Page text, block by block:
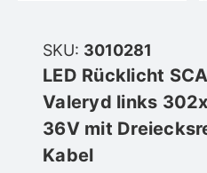
SKU: 3010281
LED Rücklicht
Valeryd links
36V mit
Kabel